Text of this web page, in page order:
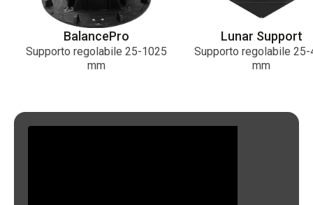
BalancePro
Supporto regolabile 25-1025
mm
Lunar Support
Supporto regolabile 25-
mm